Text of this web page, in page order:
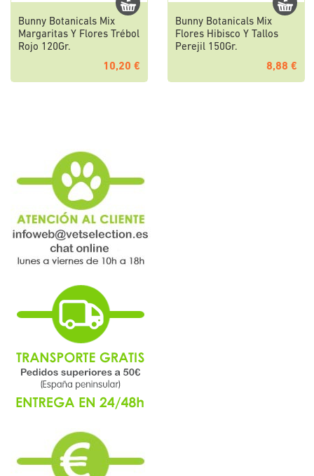
Bunny Botanicals Mix
Margaritas Y Flores Trébol
Rojo 120Gr.
10,20 €
Bunny Botanicals Mix
Flores Hibisco Y Tallos
Perejil 150Gr.
8,88 €